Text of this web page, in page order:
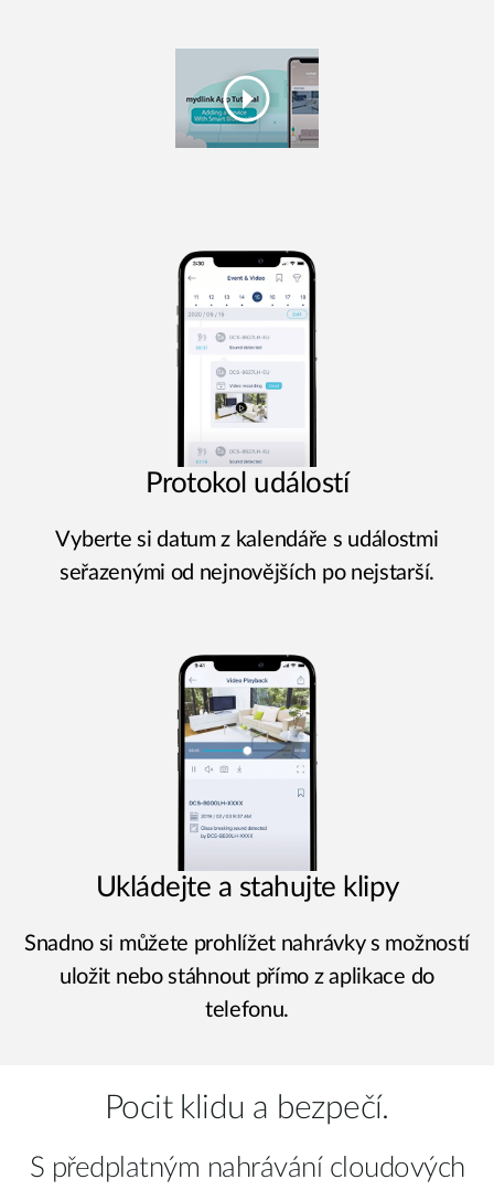
Protokol událostí
Vyberte si datum z kalendáře s událostmi
seřazenými od nejnovějších po nejstarší.
Ukládejte a stahujte klipy
Snadno si můžete prohlížet nahrávky s možností
uložit nebo stáhnout přímo z aplikace do
telefonu.
Pocit klidu a bezpečí.
S předplatným nahrávání cloudových